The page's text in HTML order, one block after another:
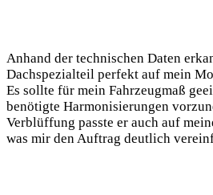
Anhand der technischen Daten
Dachspezialteil perfekt auf mein
Es sollte für mein Fahrzeugmaß
benötigte Harmonisierungen
Verblüffung passte er auch auf
was mir den Auftrag deutlich